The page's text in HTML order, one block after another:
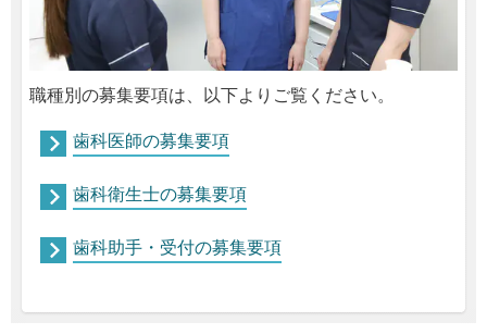
職種別の募集要項は、以下よりご覧ください。
歯科医師の募集要項
歯科衛生士の募集要項
歯科助手・受付の募集要項